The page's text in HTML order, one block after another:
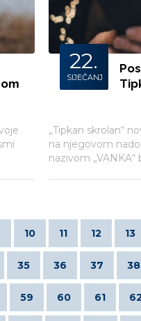
22.
SIJEČANJ
„Tipkan skrolan“
na njegovom
nazivom
10 11 12 13
35 36 37 38
59 60 61 62